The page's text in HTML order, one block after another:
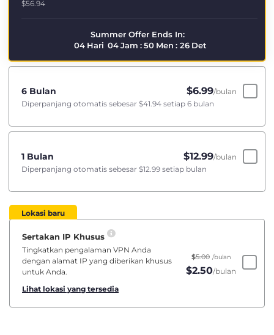
$56.94
Summer Offer Ends In:
04 Hari 04 Jam : 50 Men : 26 Det
6 Bulan $6.99/bulan
Diperpanjang otomatis sebesar $41.94 setiap 6 bulan
1 Bulan $12.99/bulan
Diperpanjang otomatis sebesar $12.99 setiap bulan
Lokasi baru
Sertakan IP Khusus
Tingkatkan pengalaman VPN Anda
dengan alamat IP yang diberikan khusus
untuk Anda.
Lihat lokasi yang tersedia
$5.00 /bulan
$2.50/bulan